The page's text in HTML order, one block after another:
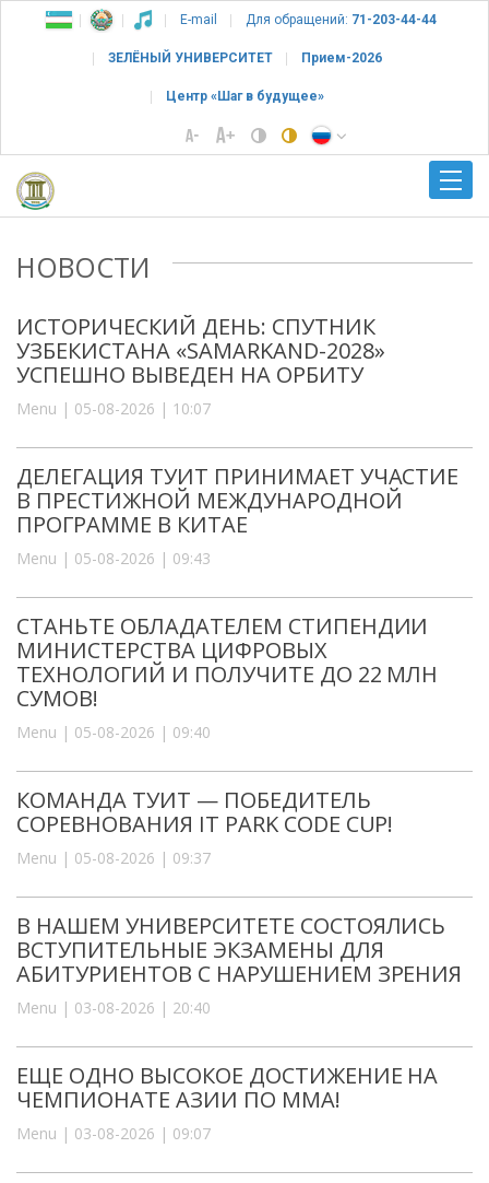
E-mail Для обращений: 71-203-44-44
ЗЕЛЁНЫЙ УНИВЕРСИТЕТ Прием-2026
Центр «Шаг в будущее»
НОВОСТИ
ИСТОРИЧЕСКИЙ ДЕНЬ: СПУТНИК
УЗБЕКИСТАНА «SAMARKAND-2028»
УСПЕШНО ВЫВЕДЕН НА ОРБИТУ
Menu | 05-08-2026 | 10:07
ДЕЛЕГАЦИЯ ТУИТ ПРИНИМАЕТ УЧАСТИЕ
В ПРЕСТИЖНОЙ МЕЖДУНАРОДНОЙ
ПРОГРАММЕ В КИТАЕ
Menu | 05-08-2026 | 09:43
СТАНЬТЕ ОБЛАДАТЕЛЕМ СТИПЕНДИИ
МИНИСТЕРСТВА ЦИФРОВЫХ
ТЕХНОЛОГИЙ И ПОЛУЧИТЕ ДО 22 МЛН
СУМОВ!
Menu | 05-08-2026 | 09:40
КОМАНДА ТУИТ — ПОБЕДИТЕЛЬ
СОРЕВНОВАНИЯ IT PARK CODE CUP!
Menu | 05-08-2026 | 09:37
В НАШЕМ УНИВЕРСИТЕТЕ СОСТОЯЛИСЬ
ВСТУПИТЕЛЬНЫЕ ЭКЗАМЕНЫ ДЛЯ
АБИТУРИЕНТОВ С НАРУШЕНИЕМ ЗРЕНИЯ
Menu | 03-08-2026 | 20:40
ЕЩЕ ОДНО ВЫСОКОЕ ДОСТИЖЕНИЕ НА
ЧЕМПИОНАТЕ АЗИИ ПО ММА!
Menu | 03-08-2026 | 09:07